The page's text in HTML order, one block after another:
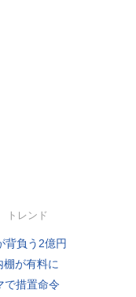
トレンド
背負う2億円
棚が有料に
で措置命令